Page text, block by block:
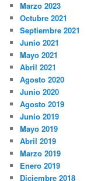
Marzo 2023
Octubre 2021
Septiembre 2021
Junio 2021
Mayo 2021
Abril 2021
Agosto 2020
Junio 2020
Agosto 2019
Junio 2019
Mayo 2019
Abril 2019
Marzo 2019
Enero 2019
Diciembre 2018